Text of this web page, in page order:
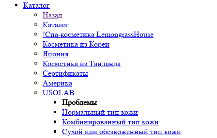
Каталог
Назад
Каталог
!Спа-косметика LemongrassHouse
Косметика из Кореи
Япония
Косметика из Таиланда
Сертификаты
Америка
USOLAB
Проблемы
Нормальный тип кожи
Комбинированный тип кожи
Сухой или обезвоженный тип кожи